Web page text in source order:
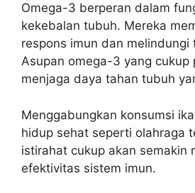
Omega-3 berperan dalam
kekebalan tubuh. Mereka
respons imun dan
Asupan omega-3 yang cukup
menjaga daya tahan tubuh
Menggabungkan konsumsi
hidup sehat seperti olahraga
istirahat cukup akan semakin
efektivitas sistem imun.